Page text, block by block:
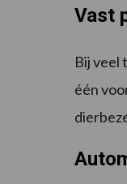
Vast
Bij veel
één